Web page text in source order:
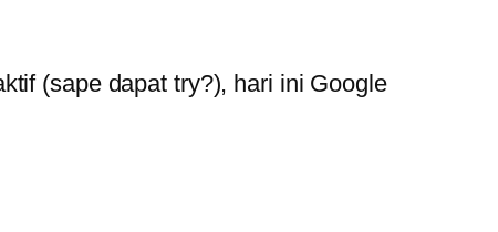
(sape dapat try?), hari ini Google